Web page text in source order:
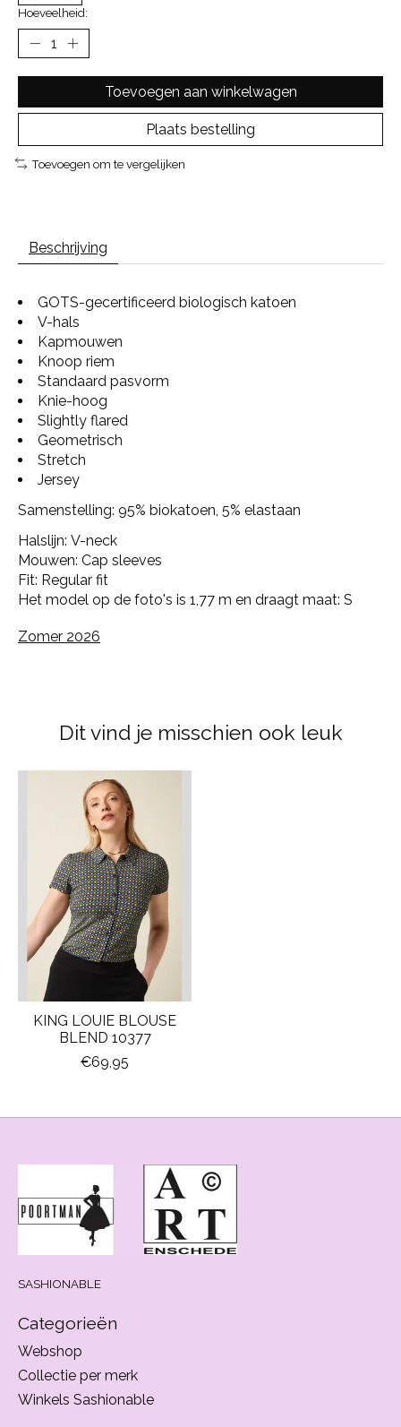
Hoeveelheid:
Toevoegen aan winkelwagen
Plaats bestelling
Toevoegen om te vergelijken
Beschrijving
GOTS-gecertificeerd biologisch katoen
V-hals
Kapmouwen
Knoop riem
Standaard pasvorm
Knie-hoog
Slightly flared
Geometrisch
Stretch
Jersey
Samenstelling: 95% biokatoen, 5% elastaan
Halslijn: V-neck
Mouwen: Cap sleeves
Fit: Regular fit
Het model op de foto's is 1,77 m en draagt maat: S
Zomer 2026
Dit vind je misschien ook leuk
Items van productcarrousel
KING LOUIE BLOUSE
BLEND 10377
€69,95
SASHIONABLE
Categorieën
Webshop
Collectie per merk
Winkels Sashionable